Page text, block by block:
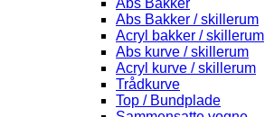
Abs Bakker
Abs Bakker / skillerum
Acryl bakker / skillerum
Abs kurve / skillerum
Acryl kurve / skillerum
Trådkurve
Top / Bundplade